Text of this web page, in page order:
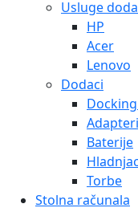
Usluge
HP
Acer
Lenovo
Dodaci
Adapteri
Baterije
Torbe
Stolna računala